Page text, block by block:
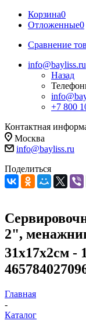
Корзина0
Отложенные0
Сравнение
info@bayliss.ru
Назад
+7 800
Контактная
Москва
info@bayliss.ru
Поделиться
2",
31х17х2см -
Главная
-
Каталог